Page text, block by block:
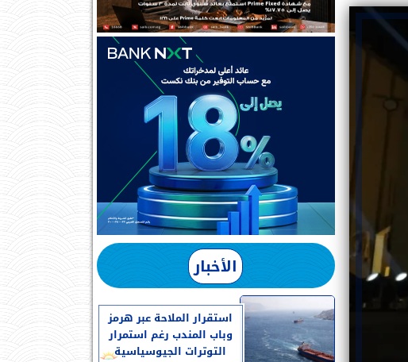
الأخبار
استقرار الملاحة عبر هرمز
وباب المندب رغم استمرار
التوترات الجيوسياسية